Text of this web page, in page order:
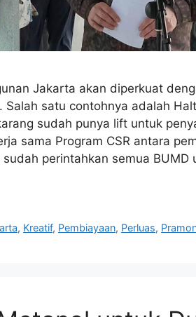
Jakarta akan diperkuat
satu contohnya adalah
sudah punya lift untuk
sama Program CSR antara
perintahkan semua
, Kreatif, Pembiayaan, Perluas,